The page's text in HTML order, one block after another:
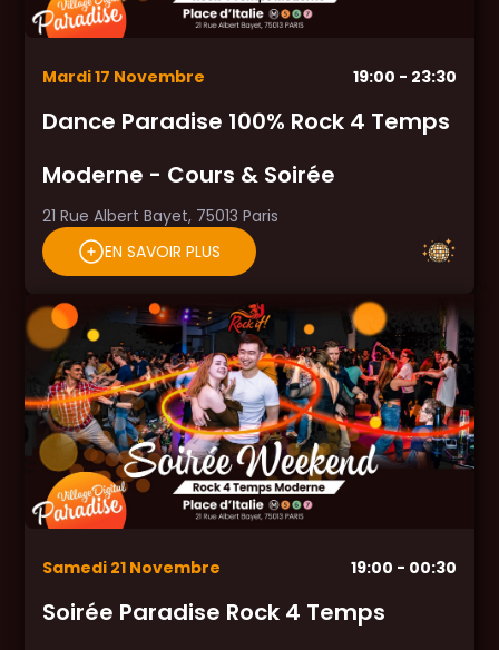
Mardi17 Novembre 19:00 - 23:30
Dance Paradise 100% Rock 4 Temps
Moderne - Cours & Soirée
21 Rue Albert Bayet, 75013 Paris
EN SAVOIR PLUS
Samedi 21 Novembre 19:00 - 00:30
Soirée Paradise Rock 4 Temps